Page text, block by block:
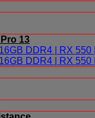
13
DDR4 | RX 550
DDR4 | RX 550